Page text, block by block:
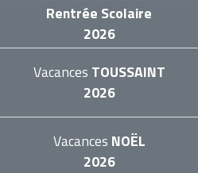
Rentrée Scolaire
2026
Vacances TOUSSAINT
2026
Vacances NOËL
2026